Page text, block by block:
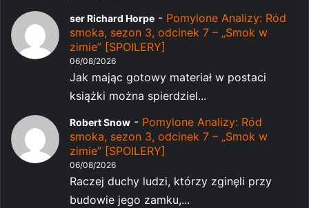
ser Richard Horpe - Pomylone Analizy: Ród
smoka, sezon 3, odcinek 7 – „Smok w
zimie” [SPOILERY]
06/08/2026
Jak mając gotowy materiał w postaci
książki można spierdziel...
Robert Snow - Pomylone Analizy: Ród
smoka, sezon 3, odcinek 7 – „Smok w
zimie” [SPOILERY]
06/08/2026
Raczej duchy ludzi, którzy zginęli przy
budowie jego zamku,...